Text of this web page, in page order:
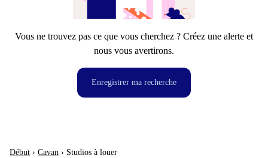
Vous ne trouvez pas ce que vous cherchez ? Créez une alerte et
nous vous avertirons.
Enregistrer ma recherche
Début › Cavan › Studios à louer